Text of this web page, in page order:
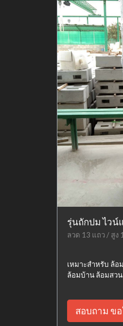
รุ่นถักปม ไวน์
ลวด 13 แถว / สูง
เหมาะสำหรับ ล้
ล้อมบ้าน ล้อมสว
สอบถาม ข